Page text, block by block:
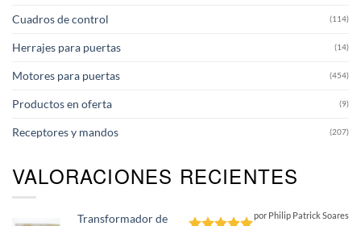
Cuadros de control (114)
Herrajes para puertas (14)
Motores para puertas (454)
Productos en oferta (9)
Receptores y mandos (207)
VALORACIONES RECIENTES
Transformador de
por Philip Patrick Soares